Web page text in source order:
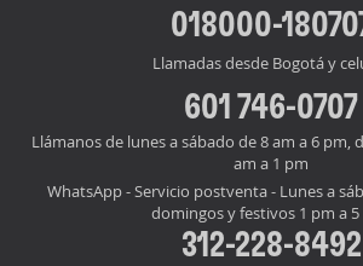
018000-
Llamadas desde Bogotá y
601 746-0707
Llámanos de lunes a sábado de 8 am a 6 pm,
am a 1 pm
WhatsApp - Servicio postventa - Lunes a
domingos y festivos 1 pm a
312-228-8492